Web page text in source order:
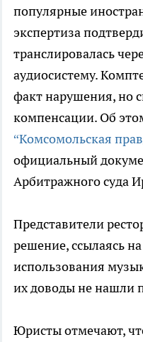
популярные
экспертиза
транслировалась
аудиосистему.
факт нарушения, но
компенсации. Об
“Комсомольская
официальный
Арбитражного суда
Представители
решение, ссылаясь
использования
их доводы не нашли
Юристы отмечают,